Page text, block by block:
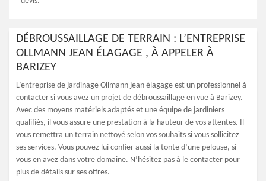
DÉBROUSSAILLAGE DE TERRAIN : L’ENTREPRISE
OLLMANN JEAN ÉLAGAGE , À APPELER À
BARIZEY
L’entreprise de jardinage Ollmann jean élagage est un professionnel à
contacter si vous avez un projet de débroussaillage en vue à Barizey.
Avec des moyens matériels adaptés et une équipe de jardiniers
qualifiés, il vous assure une prestation à la hauteur de vos attentes. Il
vous remettra un terrain nettoyé selon vos souhaits si vous sollicitez
ses services. Vous pouvez lui confier aussi la tonte d’une pelouse, si
vous en avez dans votre domaine. N’hésitez pas à le contacter pour
plus de détails sur ses offres.